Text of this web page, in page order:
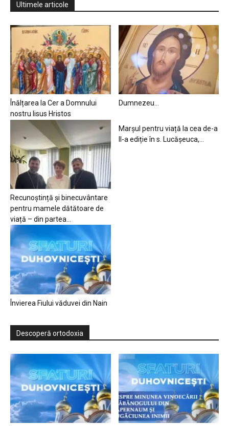
Ultimele articole
Înălțarea la Cer a Domnului
nostru Iisus Hristos
Dumnezeu…
Recunoștință și binecuvântare
pentru mamele dătătoare de
viață – din partea...
Marșul pentru viață la cea de-a
II-a ediție în s. Lucășeuca,...
Învierea Fiului văduvei din Nain
Descoperă ortodoxia